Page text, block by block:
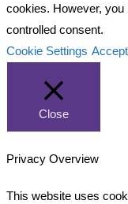
cookies. However,
controlled consent.
Cookie Settings
Close
Privacy Overview
This website uses